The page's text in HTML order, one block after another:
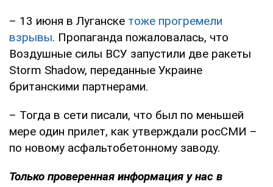
– 13 июня в Луганске тоже прогремели
взрывы. Пропаганда пожаловалась, что
Воздушные силы ВСУ запустили две ракеты
Storm Shadow, переданные Украине
британскими партнерами.
– Тогда в сети писали, что был по меньшей
мере один прилет, как утверждали росСМИ –
по новому асфальтобетонному заводу.
Только проверенная информация у нас в